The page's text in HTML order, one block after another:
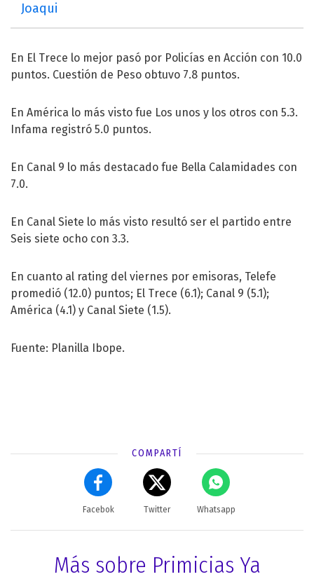
Joaqui
En El Trece lo mejor pasó por Policías en Acción con 10.0
puntos. Cuestión de Peso obtuvo 7.8 puntos.
En América lo más visto fue Los unos y los otros con 5.3.
Infama registró 5.0 puntos.
En Canal 9 lo más destacado fue Bella Calamidades con
7.0.
En Canal Siete lo más visto resultó ser el partido entre
Seis siete ocho con 3.3.
En cuanto al rating del viernes por emisoras, Telefe
promedió (12.0) puntos; El Trece (6.1); Canal 9 (5.1);
América (4.1) y Canal Siete (1.5).
Fuente: Planilla Ibope.
COMPARTÍ
Facebok Twitter Whatsapp
Más sobre Primicias Ya